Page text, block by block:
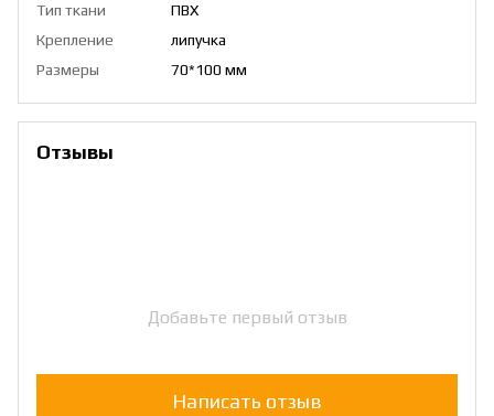
Тип ткани
ПВХ
Крепление
липучка
Размеры
70*100 мм
Отзывы
Добавьте первый отзыв
Написать отзыв